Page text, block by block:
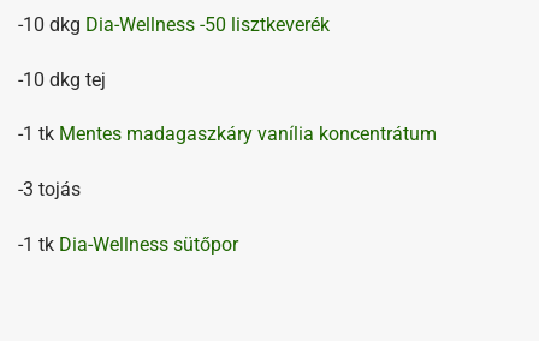
-10 dkg Dia-Wellness -50 lisztkeverék
-10 dkg tej
-1 tk Mentes madagaszkáry vanília koncentrátum
-3 tojás
-1 tk Dia-Wellness sütőpor